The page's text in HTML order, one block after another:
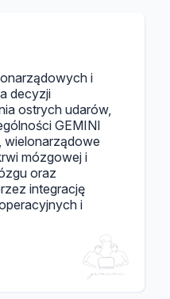
i
decyzji
ostrych udarów,
GEMINI
mózgowej i
oraz
integrację
i